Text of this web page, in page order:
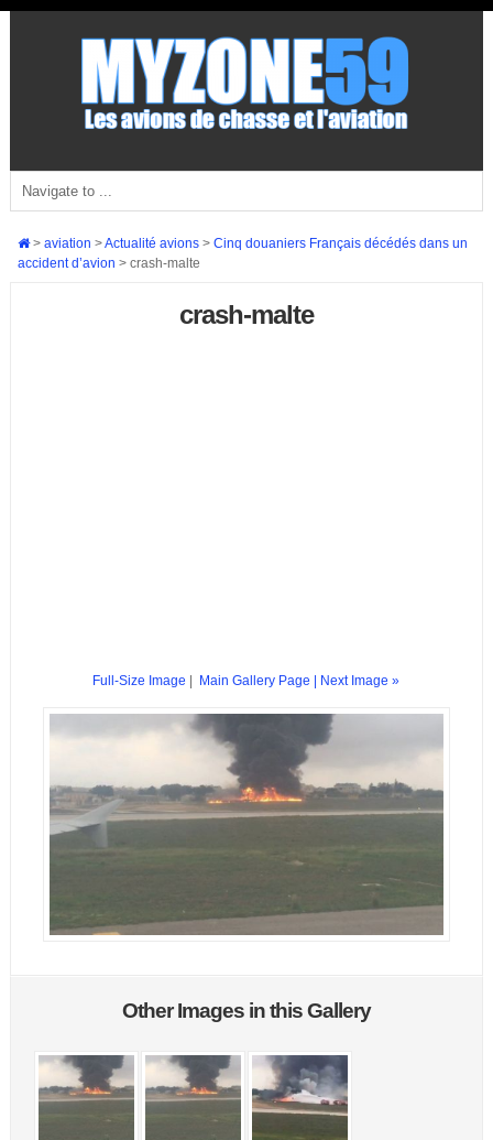
> aviation >Actualité avions> Cinq douaniers Français décédés dans un
accident d’avion > crash-malte
crash-malte
Full-Size Image Main Gallery Page | Next Image »
Other Images in this Gallery